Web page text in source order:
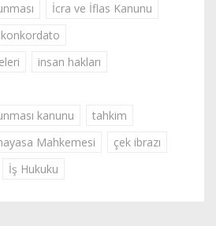
İcra ve İflas Kanunu
konkordato
insan hakları
kanunu
tahkim
Mahkemesi
çek ibrazı
İş Hukuku